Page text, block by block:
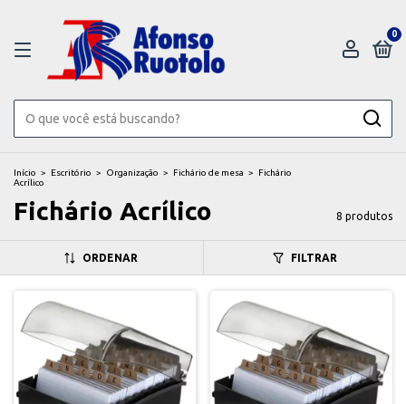
0
Início > Escritório > Organização > Fichário de mesa >
Fichário
Acrílico
Fichário Acrílico 8 produtos
ORDENAR FILTRAR